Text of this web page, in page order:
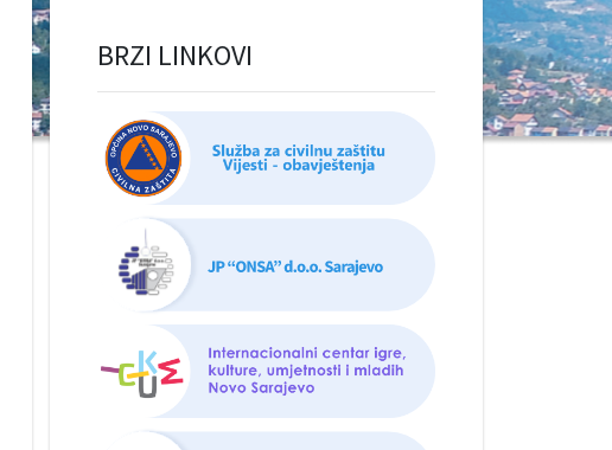
BRZI LINKOVI